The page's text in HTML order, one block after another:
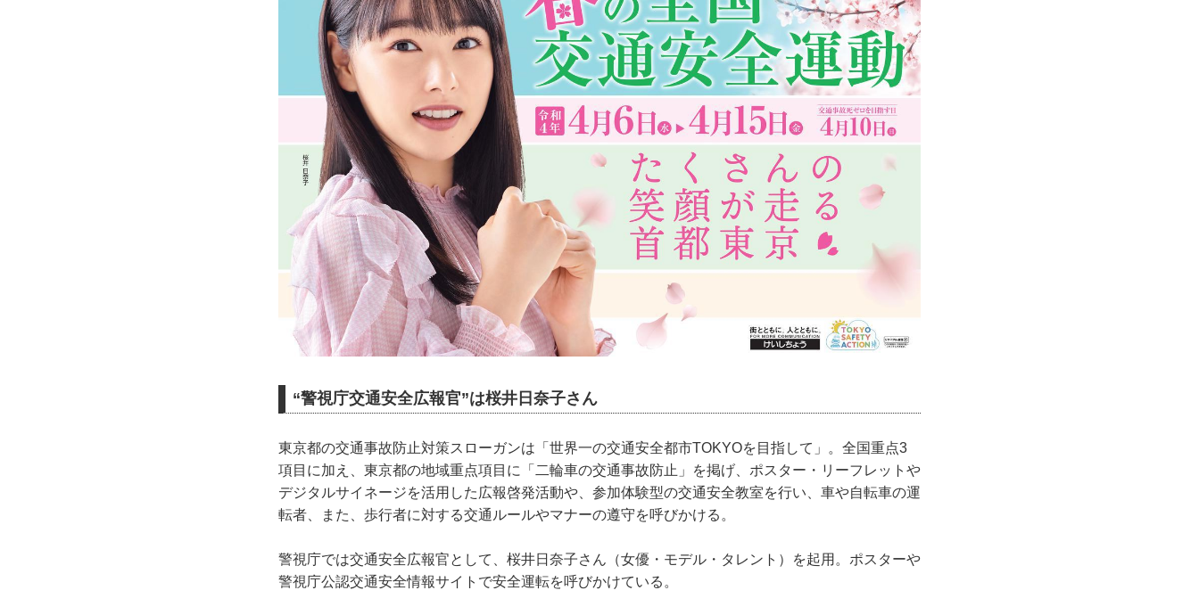
“警視庁交通安全広報官”は桜井日奈子さん
東京都の交通事故防止対策スローガンは「世界一の交通安全都市TOKYOを目指して」。全国重点3
項目に加え、東京都の地域重点項目に「二輪車の交通事故防止」を掲げ、ポスター・リーフレットや
デジタルサイネージを活用した広報啓発活動や、参加体験型の交通安全教室を行い、車や自転車の運
転者、また、歩行者に対する交通ルールやマナーの遵守を呼びかける。
警視庁では交通安全広報官として、桜井日奈子さん（女優・モデル・タレント）を起用。ポスターや
警視庁公認交通安全情報サイトで安全運転を呼びかけている。